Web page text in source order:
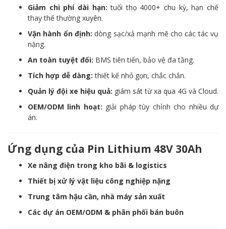
Giảm chi phí dài hạn: tuổi thọ 4000+ chu kỳ, hạn chế
thay thế thường xuyên.
Vận hành ổn định: dòng sạc/xả mạnh mẽ cho các tác vụ
nặng.
An toàn tuyệt đối: BMS tiên tiến, bảo vệ đa tầng.
Tích hợp dễ dàng: thiết kế nhỏ gọn, chắc chắn.
Quản lý đội xe hiệu quả: giám sát từ xa qua 4G và Cloud.
OEM/ODM linh hoạt: giải pháp tùy chỉnh cho nhiều dự
án.
Ứng dụng của Pin Lithium 48V 30Ah
Xe nâng điện trong kho bãi & logistics
Thiết bị xử lý vật liệu công nghiệp nặng
Trung tâm hậu cần, nhà máy sản xuất
Các dự án OEM/ODM & phân phối bán buôn